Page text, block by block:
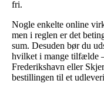
fri.
Nogle enkelte online
men i reglen er det
sum. Desuden bør du
hvilket i mange tilfælde
Frederikshavn eller
bestillingen til et